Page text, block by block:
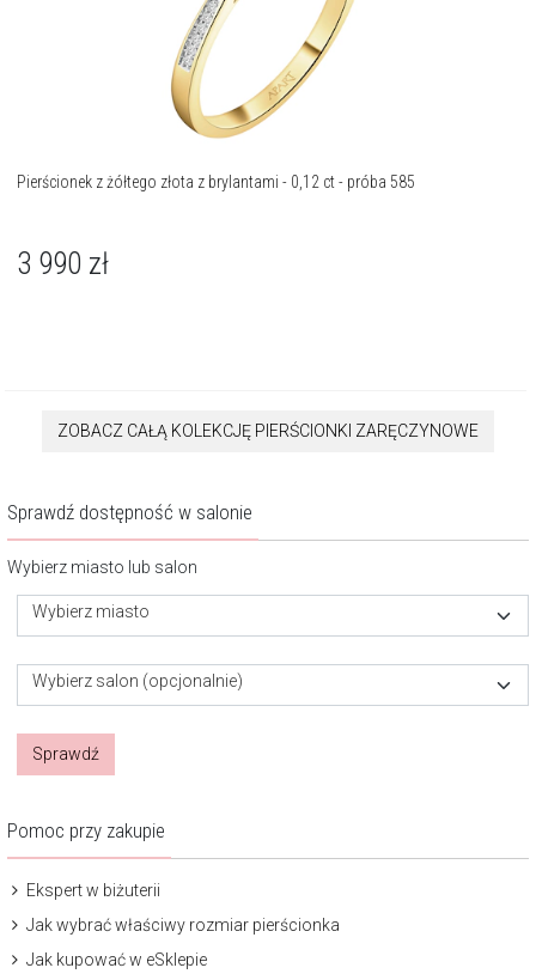
Pierścionek z żółtego złota z brylantami - 0,12 ct - próba 585
3 990 zł
ZOBACZ CAŁĄ KOLEKCJĘ PIERŚCIONKI ZARĘCZYNOWE
Sprawdź dostępność w salonie
Wybierz miasto lub salon
Wybierz miasto
Wybierz salon (opcjonalnie)
Sprawdź
Pomoc przy zakupie
Ekspert w biżuterii
Jak wybrać właściwy rozmiar pierścionka
Jak kupować w eSklepie